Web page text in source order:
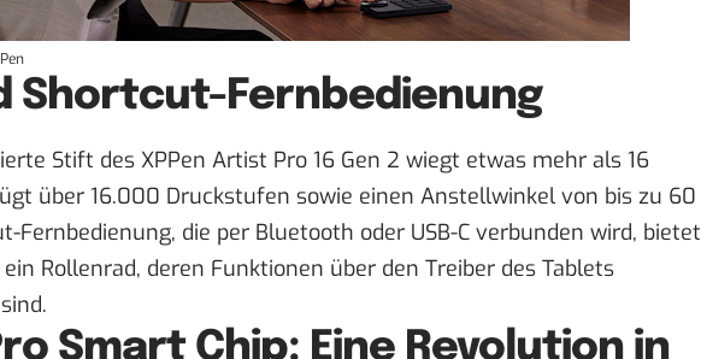
Shortcut-Fernbedienung
Stift des XPPen Artist Pro 16 Gen 2 wiegt etwas mehr als 16
über 16.000 Druckstufen sowie einen Anstellwinkel von bis zu 60
Fernbedienung, die per Bluetooth oder USB-C verbunden wird, bietet
Rollenrad, deren Funktionen über den Treiber des Tablets
Smart Chip: Eine Revolution in